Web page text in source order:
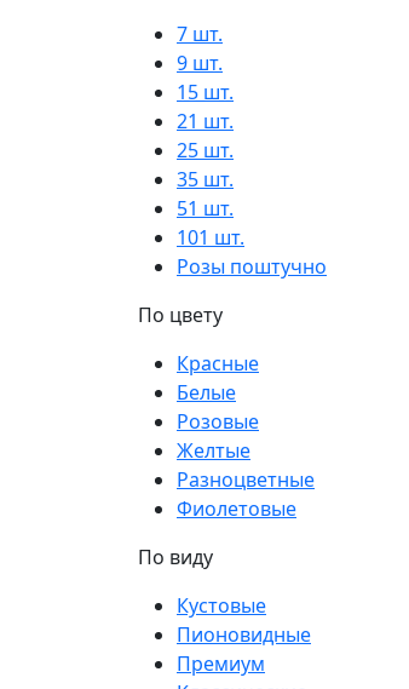
7 шт.
9 шт.
15 шт.
21 шт.
25 шт.
35 шт.
51 шт.
101 шт.
Розы поштучно
По цвету
Красные
Белые
Розовые
Желтые
Разноцветные
Фиолетовые
По виду
Кустовые
Пионовидные
Премиум